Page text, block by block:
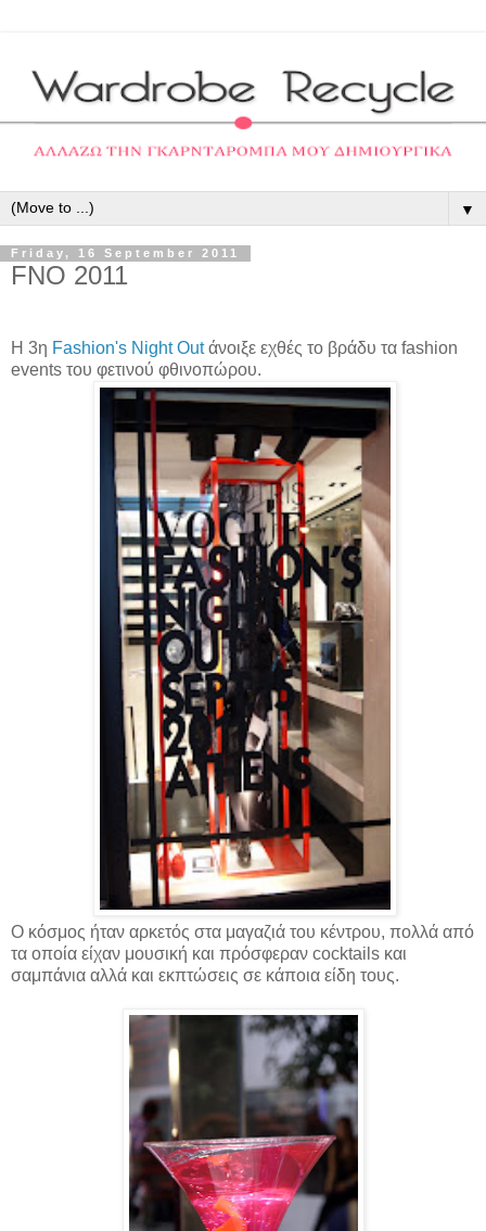
▼
Friday, 16 September 2011
FNO 2011
H 3η Fashion's Night Outάνοιξε εχθές το βράδυ τα fashion
events του φετινού φθινοπώρου.
Ο κόσμος ήταν αρκετός στα μαγαζιά του κέντρου, πολλά από
τα οποία είχαν μουσική και πρόσφεραν cocktails και
σαμπάνια αλλά και εκπτώσεις σε κάποια είδη τους.